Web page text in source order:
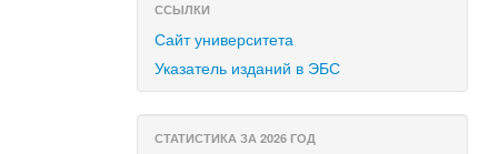
ССЫЛКИ
Сайт университета
Указатель изданий в ЭБС
СТАТИСТИКА ЗА 2026 ГОД